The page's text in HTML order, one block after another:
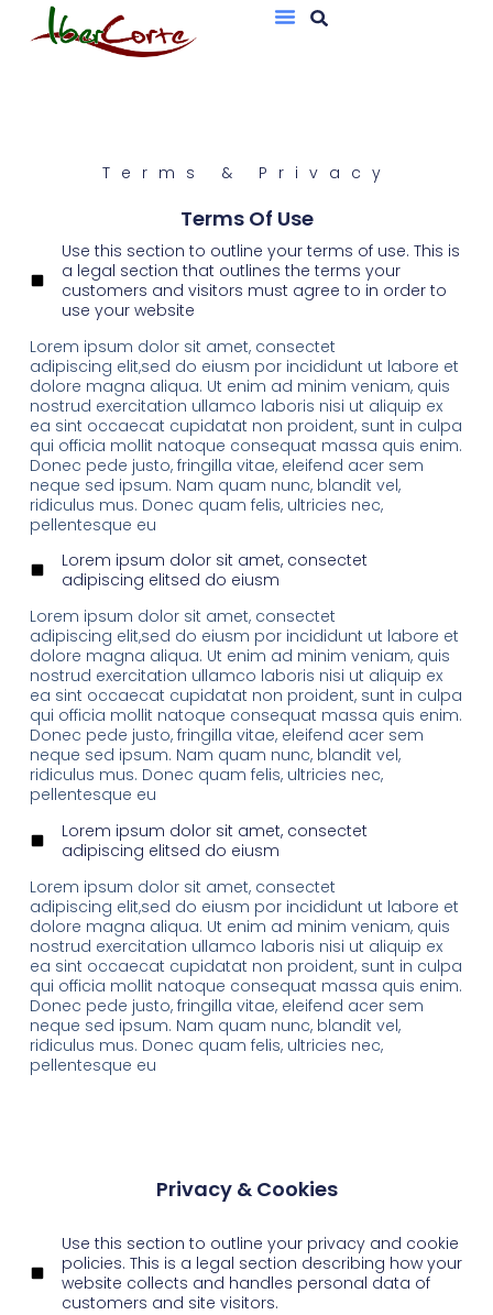
Terms & Privacy
Terms Of Use
Use this section to outline your terms of use. This is
a legal section that outlines the terms your
customers and visitors must agree to in order to
use your website
Lorem ipsum dolor sit amet, consectet
adipiscing elit,sed do eiusm por incididunt ut labore et
dolore magna aliqua. Ut enim ad minim veniam, quis
nostrud exercitation ullamco laboris nisi ut aliquip ex
ea sint occaecat cupidatat non proident, sunt in culpa
qui officia mollit natoque consequat massa quis enim.
Donec pede justo, fringilla vitae, eleifend acer sem
neque sed ipsum. Nam quam nunc, blandit vel,
ridiculus mus. Donec quam felis, ultricies nec,
pellentesque eu
Lorem ipsum dolor sit amet, consectet
adipiscing elitsed do eiusm
Lorem ipsum dolor sit amet, consectet
adipiscing elit,sed do eiusm por incididunt ut labore et
dolore magna aliqua. Ut enim ad minim veniam, quis
nostrud exercitation ullamco laboris nisi ut aliquip ex
ea sint occaecat cupidatat non proident, sunt in culpa
qui officia mollit natoque consequat massa quis enim.
Donec pede justo, fringilla vitae, eleifend acer sem
neque sed ipsum. Nam quam nunc, blandit vel,
ridiculus mus. Donec quam felis, ultricies nec,
pellentesque eu
Lorem ipsum dolor sit amet, consectet
adipiscing elitsed do eiusm
Lorem ipsum dolor sit amet, consectet
adipiscing elit,sed do eiusm por incididunt ut labore et
dolore magna aliqua. Ut enim ad minim veniam, quis
nostrud exercitation ullamco laboris nisi ut aliquip ex
ea sint occaecat cupidatat non proident, sunt in culpa
qui officia mollit natoque consequat massa quis enim.
Donec pede justo, fringilla vitae, eleifend acer sem
neque sed ipsum. Nam quam nunc, blandit vel,
ridiculus mus. Donec quam felis, ultricies nec,
pellentesque eu
Privacy & Cookies
Use this section to outline your privacy and cookie
policies. This is a legal section describing how your
website collects and handles personal data of
customers and site visitors.